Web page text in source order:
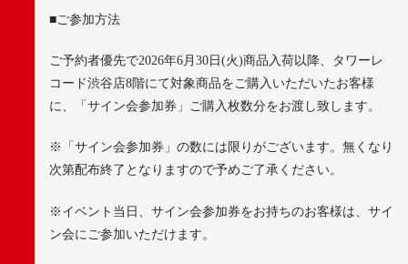
■ご参加方法
ご予約者優先で2026年6 月 30 日 (火)商品入荷以降、タワーレ
コード渋谷店8階にて対象商品をご購入いただいたお客様
に、「サイン会参加券」ご購入枚数分をお渡し致します。
※
「サイン会参加券」の数には限りがございます。無くなり
次第配布終了となりますので予めご了承ください。
※ イベント当日、サイン会参加券をお持ちのお客様は、サイ
ン会にご参加いただけます。